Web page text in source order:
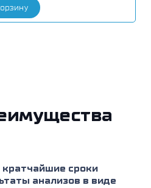
сроки
анализов в виде